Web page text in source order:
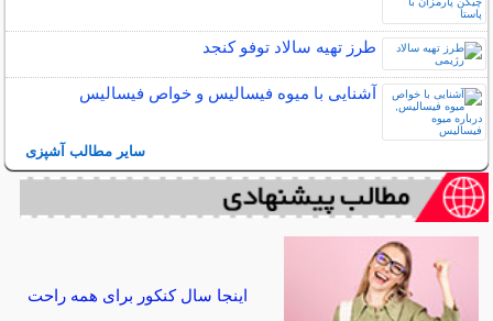
طرز تهیه سالاد توفو کنجد
آشنایی با میوه فیسالیس و خواص فیسالیس
سایر مطالب آشپزی
اینجا سال کنکور برای همه راحت